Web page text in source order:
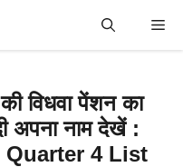
विधवा पेंशन का
अपना नाम देखें :
4 List